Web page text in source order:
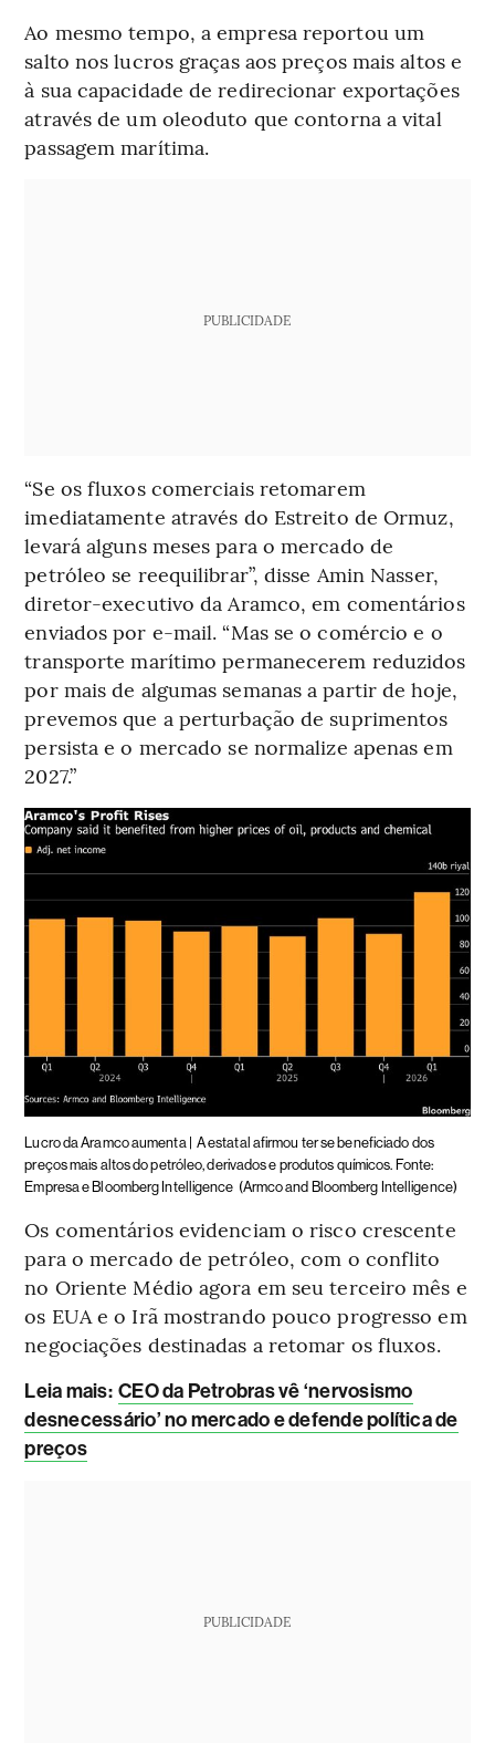
Ao mesmo tempo, a empresa reportou um
salto nos lucros graças aos preços mais altos e
à sua capacidade de redirecionar exportações
através de um oleoduto que contorna a vital
passagem marítima.
PUBLICIDADE
“Se os fluxos comerciais retomarem
imediatamente através do Estreito de Ormuz,
levará alguns meses para o mercado de
petróleo se reequilibrar”, disse Amin Nasser,
diretor-executivo da Aramco, em comentários
enviados por e-mail. “Mas se o comércio e o
transporte marítimo permanecerem reduzidos
por mais de algumas semanas a partir de hoje,
prevemos que a perturbação de suprimentos
persista e o mercado se normalize apenas em
2027.”
Lucro da Aramco aumenta | A estatal afirmou ter se beneficiado dos
preços mais altos do petróleo, derivados e produtos químicos. Fonte:
Empresa e Bloomberg Intelligence (Armco and Bloomberg Intelligence)
Os comentários evidenciam o risco crescente
para o mercado de petróleo, com o conflito
no Oriente Médio agora em seu terceiro mês e
os EUA e o Irã mostrando pouco progresso em
negociações destinadas a retomar os fluxos.
Leia mais: CEO da Petrobras vê ‘nervosismo
desnecessário’ no mercado e defende política de
preços
PUBLICIDADE